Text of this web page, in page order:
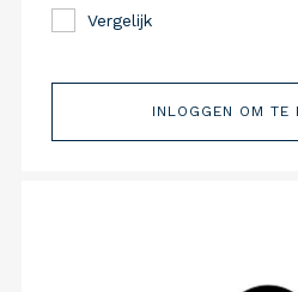
Vergelijk
INLOGGEN OM TE